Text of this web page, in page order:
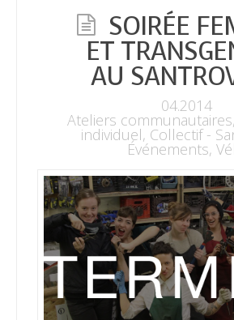
SOIRÉE
ET
AU
04.2014
Ateliers communautaires,
individuel, Collectif -
Événements,